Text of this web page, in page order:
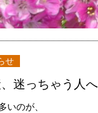
せ
、迷っちゃう人
いのが、